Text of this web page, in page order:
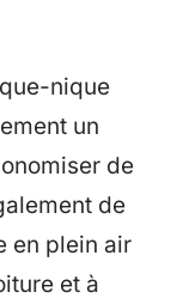
nique
un
de
de
en plein air
et à